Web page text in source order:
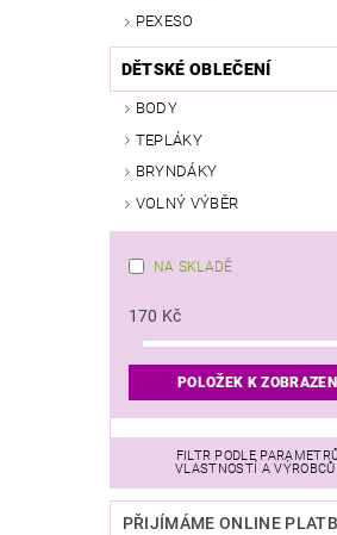
PEXESO
DĚTSKÉ OBLEČENÍ
BODY
TEPLÁKY
BRYNDÁKY
VOLNÝ VÝBĚR
NA SKLADĚ
170 Kč
POLOŽEK K
FILTR PODLE
VLASTNOSTÍ A VÝROBCŮ
PŘIJÍMÁME ONLINE